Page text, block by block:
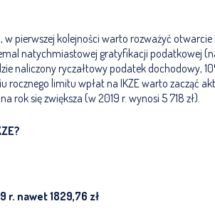
pierwszej kolejności warto rozważyć otwarcie
natychmiastowej gratyfikacji podatkowej
naliczony ryczałtowy podatek dochodowy,
rocznego limitu wpłat na IKZE warto zacząć
rok się zwiększa (w 2019 r. wynosi 5 718 zł).
r. nawet 1829,76 zł